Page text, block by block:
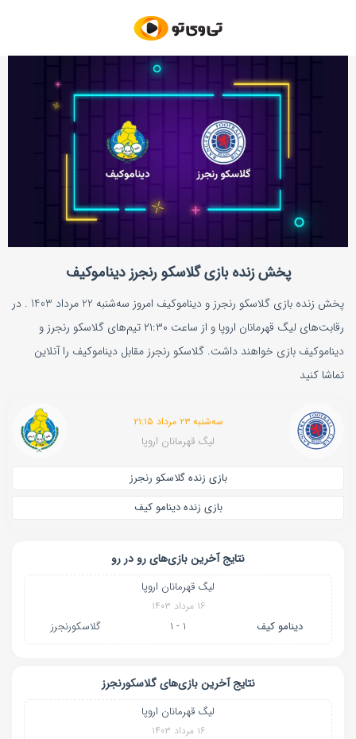
پخش زنده بازی گلاسکو رنجرز دیناموکیف
پخش زنده بازی گلاسکو رنجرز و دیناموکیف امروز سه‌شنبه 22 مرداد 1403 . در
رقابت‌های لیگ قهرمانان اروپا و از ساعت ۲۱:۳۰ تیم‌های گلاسکو رنجرز و
دیناموکیف بازی خواهند داشت. گلاسکو رنجرز مقابل دیناموکیف را آنلاین
تماشا کنید
سه‌شنبه ۲۳ مرداد ۲۱:۱۵
لیگ قهرمانان اروپا
بازی زنده گلاسکو رنجرز
بازی زنده دینامو کیف
نتایج آخرین بازی‌های رو در رو
لیگ قهرمانان اروپا
۱۶ مرداد ۱۴۰۳
دینامو کیف 1 - 1 گلاسکورنجرز
نتایج آخرین بازی‌های گلاسکورنجرز
لیگ قهرمانان اروپا
۱۶ مرداد ۱۴۰۳